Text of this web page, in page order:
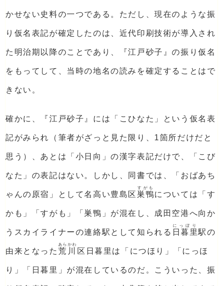
かせない史料の一つである。ただし、現在のような振
り仮名表記が確定したのは、近代印刷技術が導入され
た明治期以降のことであり、『江戸砂子』の振り仮名
をもってして、当時の地名の読みを確定することはで
きない。
確かに、『江戸砂子』には「こひなた」という仮名表
記がみられ（筆者がざっと見た限り、1箇所だけだと
思う）、あとは「小日向」の漢字表記だけで、「こび
なた」の表記はない。しかし、同書では、「おばあち
ゃんの原宿」として名高い豊島区巣鴨
すがも
については「す
かも」「すがも」「巣鴨」が混在し、成田空港へ向か
うスカイライナーの連絡駅として知られる 日暮里
にっぽり
駅の
由来となった 荒川
あらかわ
区日暮里は「につほり」「にっほ
り」「日暮里」が混在しているのだ。こういった、振